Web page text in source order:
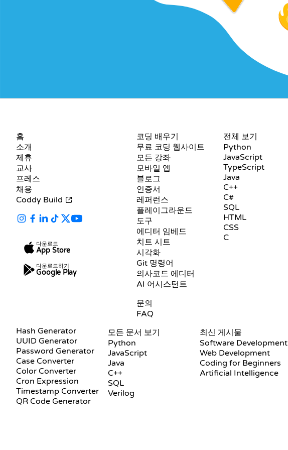
홈
소개
제휴
교사
프레스
채용
Coddy Build
다운로드
App Store
다운로드하기
Google Play
코딩 배우기
무료 코딩 웹사이트
모든 강좌
모바일 앱
블로그
인증서
레퍼런스
플레이그라운드
도구
에디터 임베드
치트 시트
시각화
Git 명령어
의사코드 에디터
AI 어시스턴트
문의
FAQ
전체 보기
Python
JavaScript
TypeScript
Java
C++
C#
SQL
HTML
CSS
C
Hash Generator
UUID Generator
Password Generator
Case Converter
Color Converter
Cron Expression
Timestamp Converter
QR Code Generator
모든 문서 보기
Python
JavaScript
Java
C++
SQL
Verilog
최신 게시물
Software Development
Web Development
Coding for Beginners
Artificial Intelligence